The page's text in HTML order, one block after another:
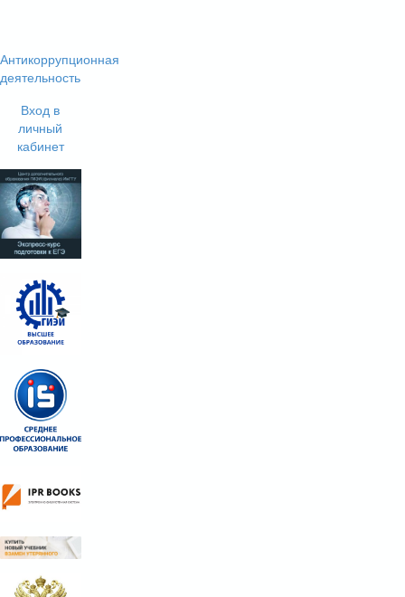
Антикоррупционная
деятельность
Вход в
личный
кабинет